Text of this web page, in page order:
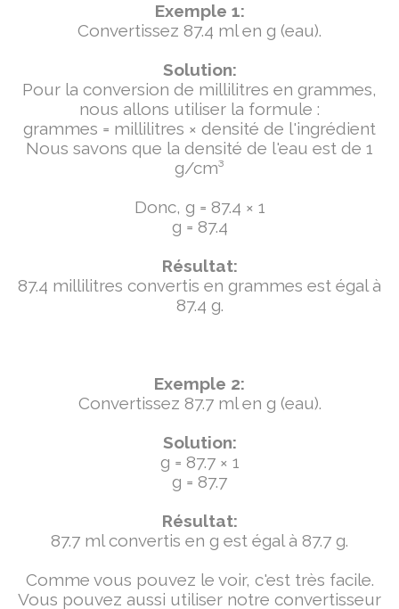
Exemple 1:
Convertissez 87.4 ml en g (eau).
Solution:
Pour la conversion de millilitres en grammes,
nous allons utiliser la formule :
grammes = millilitres × densité de l'ingrédient
Nous savons que la densité de l'eau est de 1
g/cm³
Donc, g = 87.4 × 1
g = 87.4
Résultat:
87.4 millilitres convertis en grammes est égal à
87.4 g.
Exemple 2:
Convertissez 87.7 ml en g (eau).
Solution:
g = 87.7 × 1
g = 87.7
Résultat:
87.7 ml convertis en g est égal à 87.7 g.
Comme vous pouvez le voir, c'est très facile.
Vous pouvez aussi utiliser notre convertisseur